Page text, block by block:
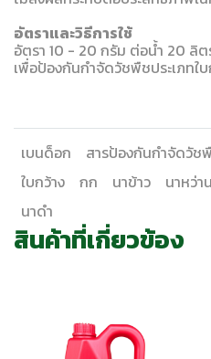
อัตราและวิธีการใช้
อัตรา 10 - 20 กรัม ต่อน้ำ 20 ลิ
เพื่อป้องกันกำจัดวัชพืชประเภทใบ
เบนด็อก สารป้องกันกำจัดวัช
ใบกว้าง
กก นาข้าว นาหว่า
นาดำ
สินค้าที่เกี่ยวข้อง